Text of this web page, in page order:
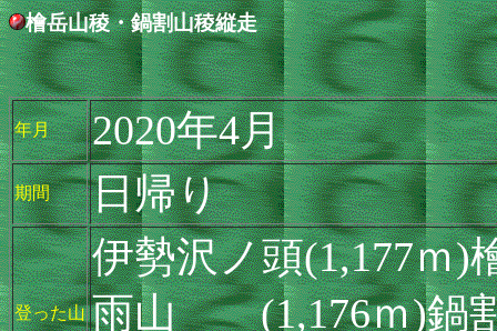
檜岳山稜・鍋割山稜縦走
年月 2020年4月
期間 日帰り
登った山
伊勢沢ノ頭(1,177
雨山 (1,176ｍ)鍋